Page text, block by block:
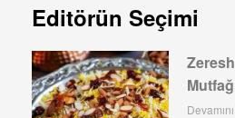
Editörün Seçimi